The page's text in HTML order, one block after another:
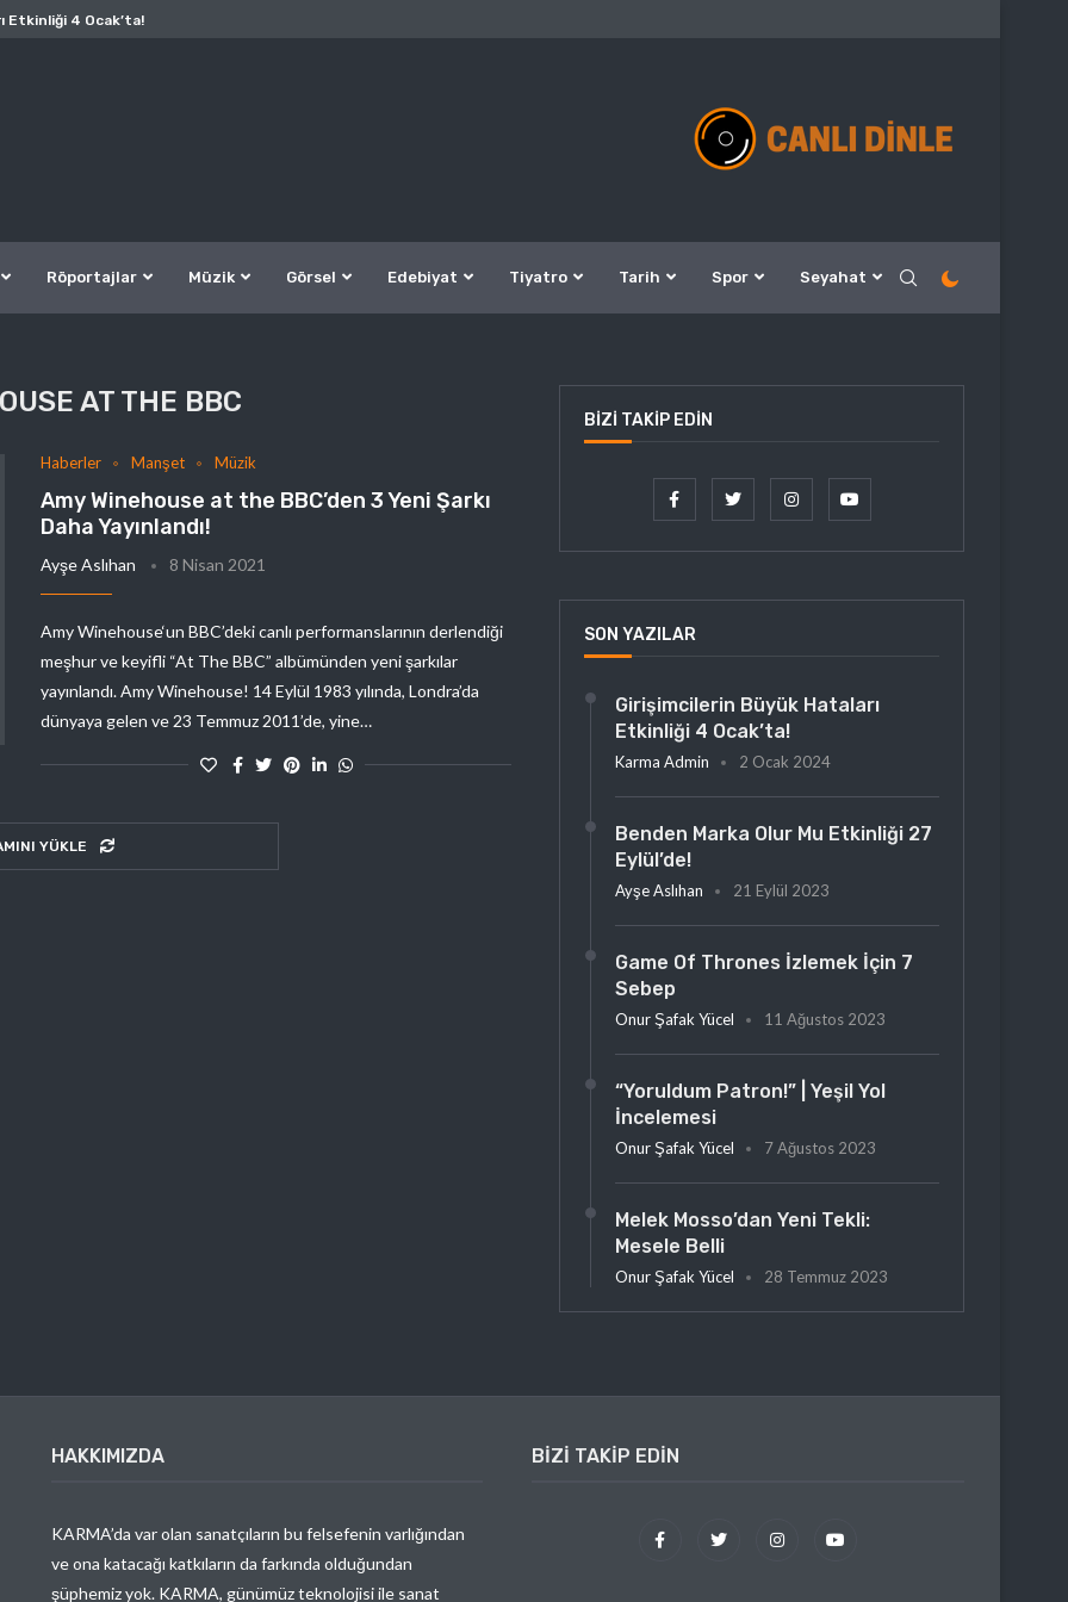
Etkinliği 4 Ocak’ta!
Röportajlar Müzik Görsel Edebiyat Tiyatro Tarih Spor Seyahat
AT THE BBC
Haberler Manşet Müzik
Amy Winehouse at the BBC’den 3 Yeni Şarkı
Daha Yayınlandı!
Ayşe Aslıhan 8 Nisan 2021
Amy Winehouse‘un BBC’deki canlı performanslarının derlendiği
meşhur ve keyifli “At The BBC” albümünden yeni şarkılar
yayınlandı. Amy Winehouse! 14 Eylül 1983 yılında, Londra’da
dünyaya gelen ve 23 Temmuz 2011’de, yine…
YÜKLE
BIZI TAKIP EDIN
SON YAZILAR
Girişimcilerin Büyük Hataları
Etkinliği 4 Ocak’ta!
Karma Admin 2 Ocak 2024
Benden Marka Olur Mu Etkinliği 27
Eylül’de!
Ayşe Aslıhan 21 Eylül 2023
Game Of Thrones İzlemek İçin 7
Sebep
Onur Şafak Yücel 11 Ağustos 2023
“Yoruldum Patron!” | Yeşil Yol
İncelemesi
Onur Şafak Yücel 7 Ağustos 2023
Melek Mosso’dan Yeni Tekli:
Mesele Belli
Onur Şafak Yücel 28 Temmuz 2023
HAKKIMIZDA
KARMA’da var olan sanatçıların bu felsefenin varlığından
ve ona katacağı katkıların da farkında olduğundan
şüphemiz yok. KARMA, günümüz teknolojisi ile sanat
BIZI TAKIP EDIN